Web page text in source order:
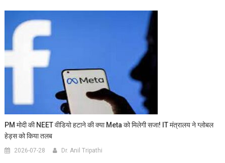
PM मोदी की NEET वीडियो हटाने की क्या Meta को मिलेगी सजा! IT मंत्रालय ने ग्लोबल
हेड्स को किया तलब
2026-07-28 Dr. Anil Tripathi